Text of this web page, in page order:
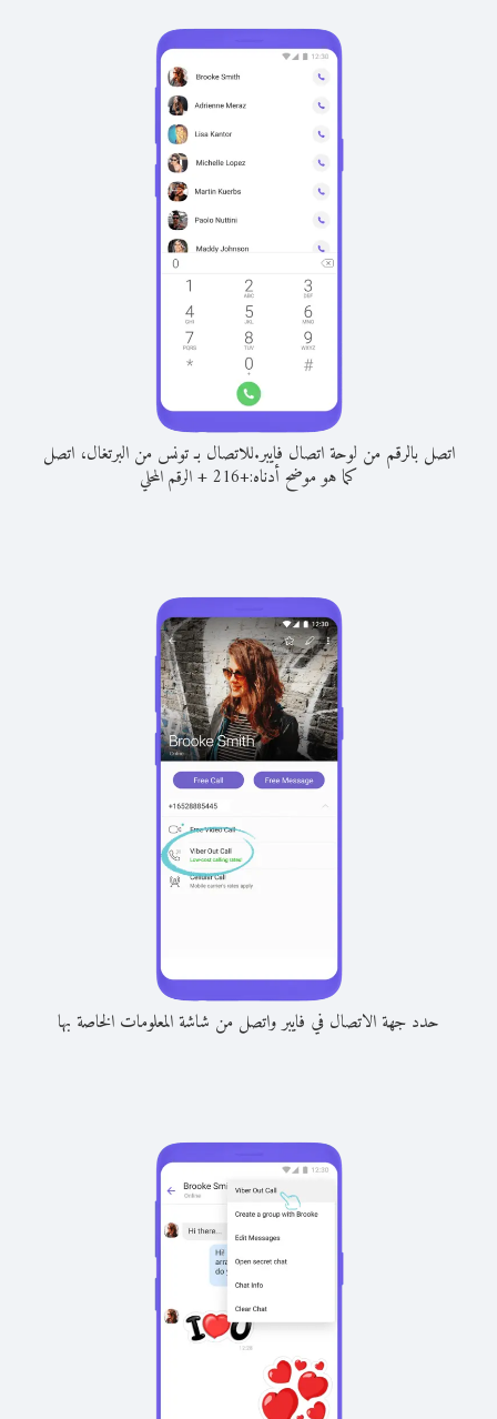
اتصل بالرقم من لوحة اتصال فايبر.للاتصال بـ تونس من البرتغال، اتصل
كما هو موضح أدناه:+
216
+الرقم المحلي
حدد جهة الاتصال في فايبر واتصل من شاشة المعلومات الخاصة بها